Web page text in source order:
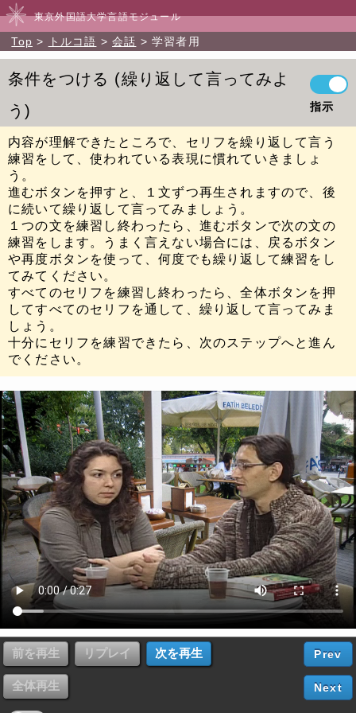
東京外国語大学言語モジュール
Top トルコ語 会話 学習者用
条件をつける
繰り返して言ってみよ
う
指示
内容が理解できたところで、セリフを繰り返して言う
練習をして、使われている表現に慣れていきましょ
う。
進むボタンを押すと、１文ずつ再生されますので、後
に続いて繰り返して言ってみましょう。
１つの文を練習し終わったら、進むボタンで次の文の
練習をします。うまく言えない場合には、戻るボタン
や再度ボタンを使って、何度でも繰り返して練習をし
てみてください。
すべてのセリフを練習し終わったら、全体ボタンを押
してすべてのセリフを通して、繰り返して言ってみま
しょう。
十分にセリフを練習できたら、次のステップへと進ん
でください。
Prev
Next